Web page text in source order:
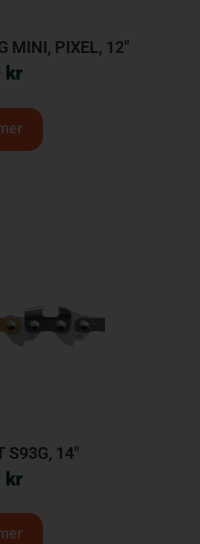
MINI, PIXEL, 12″
kr
S93G, 14″
kr